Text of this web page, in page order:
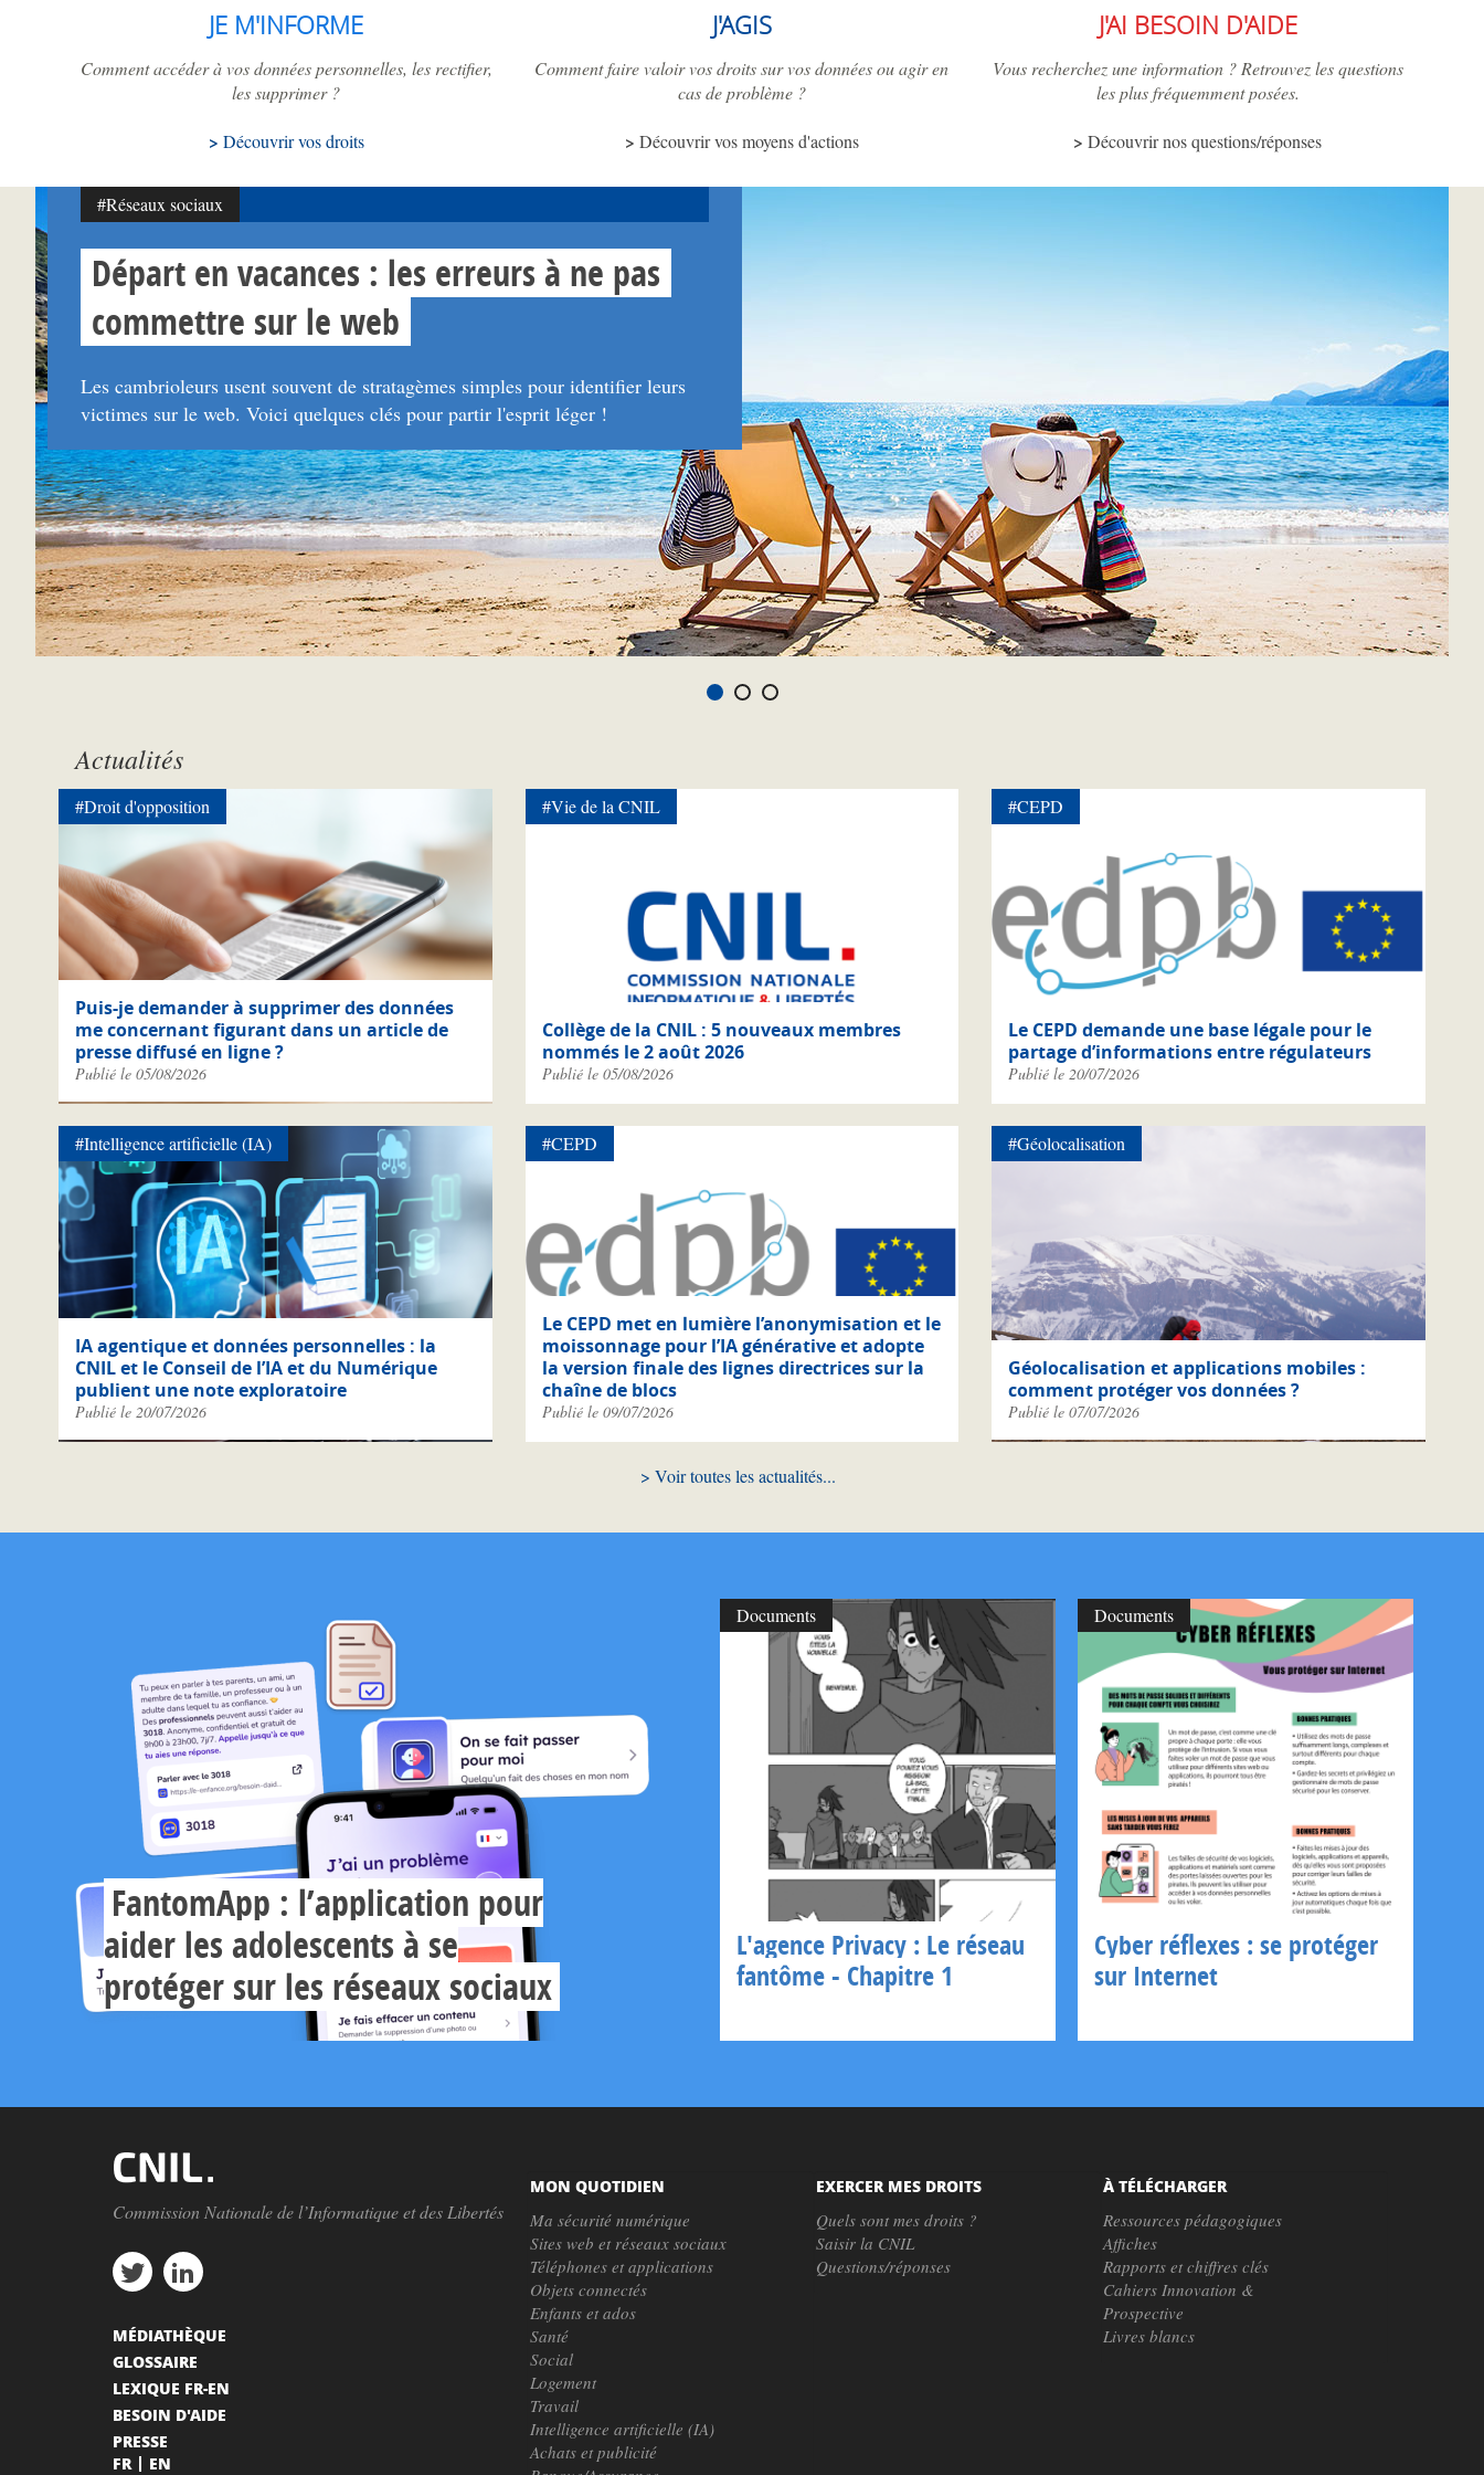
JE M'INFORME
Comment accéder à vos données personnelles, les rectifier,
les supprimer ?
Découvrir vos droits
J'AGIS
Comment faire valoir vos droits sur vos données ou agir en
cas de problème ?
Découvrir vos moyens d'actions
J'AI BESOIN D'AIDE
Vous recherchez une information ? Retrouvez les questions
les plus fréquemment posées.
Découvrir nos questions/réponses
#Réseaux sociaux
Départ en vacances : les erreurs à ne pas
commettre sur le web
Les cambrioleurs usent souvent de stratagèmes simples pour identifier leurs
victimes sur le web. Voici quelques clés pour partir l'esprit léger !
Actualités
Puis-je demander à supprimer des données
me concernant figurant dans un article de
presse diffusé en ligne ?
Publié le 05/08/2026
#Droit d'opposition
Collège de la CNIL : 5 nouveaux membres
nommés le 2 août 2026
Publié le 05/08/2026
#Vie de la CNIL
Le CEPD demande une base légale pour le
partage d’informations entre régulateurs
Publié le 20/07/2026
#CEPD
IA agentique et données personnelles : la
CNIL et le Conseil de l’IA et du Numérique
publient une note exploratoire
Publié le 20/07/2026
#Intelligence artificielle (IA)
Le CEPD met en lumière l’anonymisation et le
moissonnage pour l’IA générative et adopte
la version finale des lignes directrices sur la
chaîne de blocs
Publié le 09/07/2026
#CEPD
Géolocalisation et applications mobiles :
comment protéger vos données ?
Publié le 07/07/2026
#Géolocalisation
Voir toutes les actualités
FantomApp : l’application pour
aider les adolescents à se
protéger sur les réseaux sociaux
Documents
L'agence Privacy : Le réseau
fantôme - Chapitre 1
Documents
Cyber réflexes : se protéger
sur Internet
Commission Nationale de l’Informatique et des Libertés
MON QUOTIDIEN
Ma sécurité numérique
Sites web et réseaux sociaux
Téléphones et applications
Objets connectés
Enfants et ados
Santé
Social
Logement
Travail
Intelligence artificielle (IA)
Achats et publicité
EXERCER MES DROITS
Quels sont mes droits ?
Saisir la CNIL
Questions/réponses
À TÉLÉCHARGER
Ressources pédagogiques
Affiches
Rapports et chiffres clés
Cahiers Innovation &
Prospective
Livres blancs
MÉDIATHÈQUE
GLOSSAIRE
LEXIQUE FR-EN
BESOIN D'AIDE
PRESSE
FR
EN